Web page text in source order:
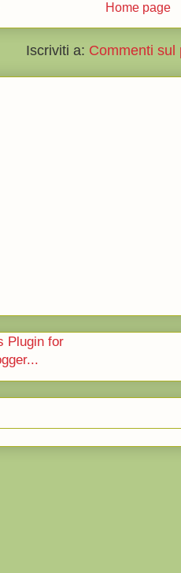
Home page
Iscriviti a: Commenti sul